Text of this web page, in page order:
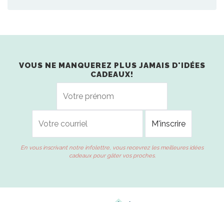
VOUS NE MANQUEREZ PLUS JAMAIS D'IDÉES
CADEAUX!
En vous inscrivant notre infolettre, vous recevrez les meilleures idées
cadeaux pour gâter vos proches.